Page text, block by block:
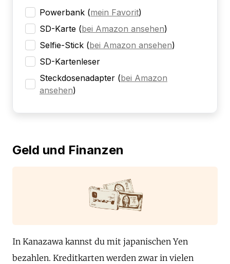
Powerbank (mein Favorit)
SD-Karte (bei Amazon ansehen)
Selfie-Stick (bei Amazon ansehen)
SD-Kartenleser
Steckdosenadapter (bei Amazon
ansehen)
Geld und Finanzen
In Kanazawa kannst du mit japanischen Yen
bezahlen. Kreditkarten werden zwar in vielen